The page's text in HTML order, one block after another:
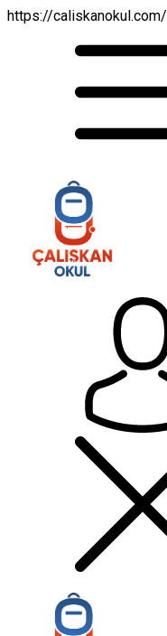
https://caliskanokul.com/